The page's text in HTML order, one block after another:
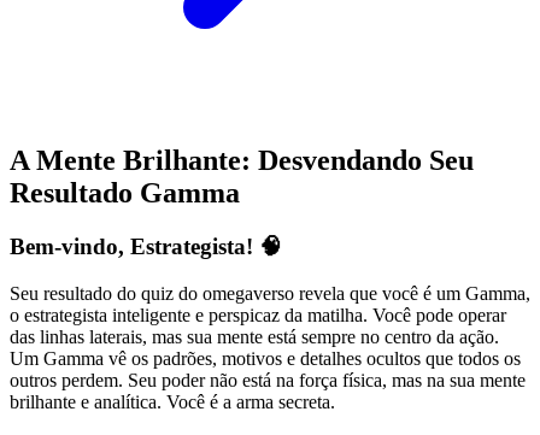
A Mente Brilhante: Desvendando Seu
Resultado Gamma
Bem-vindo, Estrategista! 🧠
Seu resultado do quiz do omegaverso revela que você é um Gamma,
o estrategista inteligente e perspicaz da matilha. Você pode operar
das linhas laterais, mas sua mente está sempre no centro da ação.
Um Gamma vê os padrões, motivos e detalhes ocultos que todos os
outros perdem. Seu poder não está na força física, mas na sua mente
brilhante e analítica. Você é a arma secreta.